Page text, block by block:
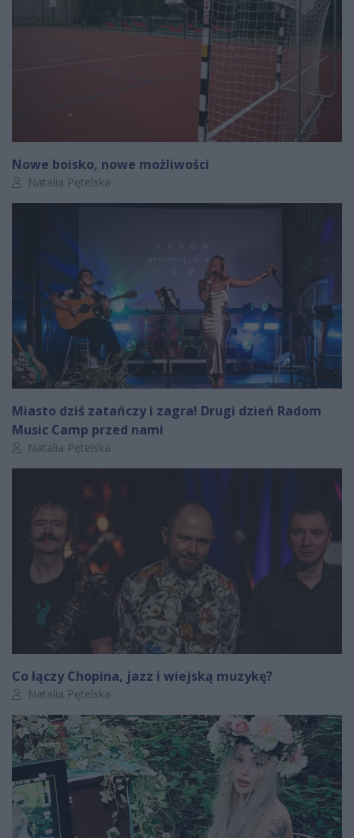
Nowe boisko, nowe możliwości
Autor artykułu:
Natalia Pętelska
Miasto dziś zatańczy i zagra! Drugi dzień Radom
Music Camp przed nami
Autor artykułu:
Natalia Pętelska
Co łączy Chopina, jazz i wiejską muzykę?
Autor artykułu:
Natalia Pętelska